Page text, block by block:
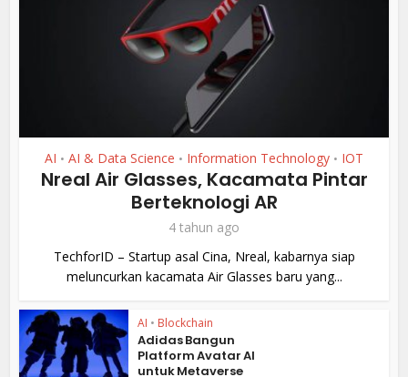
AI • AI & Data Science • Information Technology • IOT
Nreal Air Glasses, Kacamata Pintar
Berteknologi AR
4 tahun ago
TechforID – Startup asal Cina, Nreal, kabarnya siap
meluncurkan kacamata Air Glasses baru yang...
AI • Blockchain
Adidas Bangun
Platform Avatar AI
untuk Metaverse